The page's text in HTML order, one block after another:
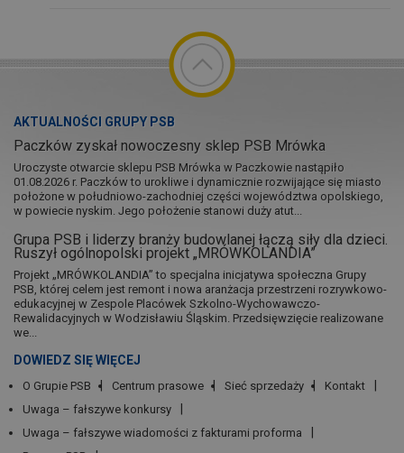
AKTUALNOŚCI GRUPY PSB
Paczków zyskał nowoczesny sklep PSB Mrówka
Uroczyste otwarcie sklepu PSB Mrówka w Paczkowie nastąpiło
01.08.2026 r. Paczków to urokliwe i dynamicznie rozwijające się miasto
położone w południowo-zachodniej części województwa opolskiego,
w powiecie nyskim. Jego położenie stanowi duży atut...
Grupa PSB i liderzy branży budowlanej łączą siły dla dzieci.
Ruszył ogólnopolski projekt „MRÓWKOLANDIA”
Projekt „MRÓWKOLANDIA” to specjalna inicjatywa społeczna Grupy
PSB, której celem jest remont i nowa aranżacja przestrzeni rozrywkowo-
edukacyjnej w Zespole Placówek Szkolno-Wychowawczo-
Rewalidacyjnych w Wodzisławiu Śląskim. Przedsięwzięcie realizowane
we...
DOWIEDZ SIĘ WIĘCEJ
O Grupie PSB Centrum prasowe Sieć sprzedaży
Kontakt
Uwaga – fałszywe konkursy
Uwaga – fałszywe wiadomości z fakturami proforma